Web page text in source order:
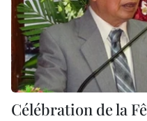
Célébration de la